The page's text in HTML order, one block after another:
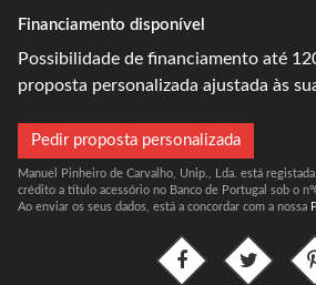
Financiamento disponível
Possibilidade de financiamento até
proposta personalizada ajustada às
Pedir proposta personalizada
Manuel Pinheiro de Carvalho, Unip., Lda. está
crédito a título acessório no Banco de Portugal sob o
Ao enviar os seus dados, está a concordar com a nossa